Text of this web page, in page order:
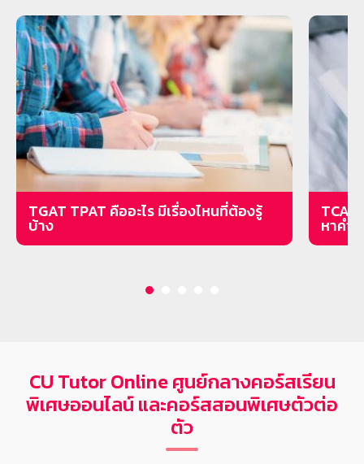
TGAT TPAT คืออะไร มีเรื่องไหนที่ต้องรู้
บ้าง
TCAS
หาคำ
CU Tutor Online ศูนย์กลางคอร์สเรียน
พิเศษออนไลน์ และคอร์สสอนพิเศษตัวต่อ
ตัว